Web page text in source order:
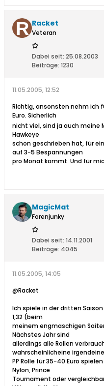
Racket
Veteran
Dabei seit: 25.08.2003
Beiträge: 1230
11.05.2005, 12:52
Richtig, ansonsten nehm ich
Euro. Sicherlich
nicht viel, sind ja auch meine
Hawkeye
schon geschrieben hat, für
auf 3-5 Bespannungen
pro Monat kommt. Und für
MagicMat
Forenjunky
Dabei seit: 14.11.2001
Beiträge: 4045
11.05.2005, 14:05
@Racket
Ich spiele in der dritten
1,32 (beim
meinem engmaschigen
Nächstes Jahr sind
allerdings alle Rollen
wahrscheinlicheine irgendeine
PP Rolle für 35-40 Euro
Nylon, Prince
Tournament oder